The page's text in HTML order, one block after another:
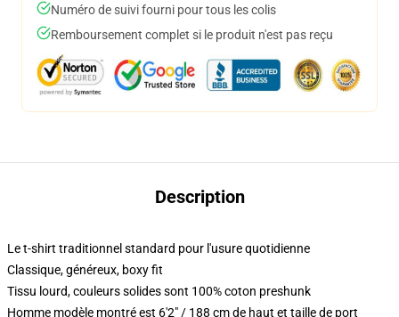
Numéro de suivi fourni pour tous les colis
Remboursement complet si le produit n'est pas reçu
Description
Le t-shirt traditionnel standard pour l'usure quotidienne
Classique, généreux, boxy fit
Tissu lourd, couleurs solides sont 100% coton preshunk
Homme modèle montré est 6'2" / 188 cm de haut et taille de port